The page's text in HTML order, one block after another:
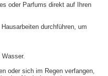
oder Parfums direkt auf Ihren
durchführen, um
oder sich im Regen verfangen,